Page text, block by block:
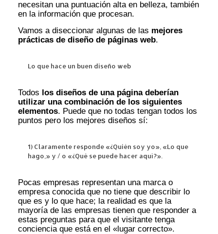
necesitan una puntuación alta en belleza, también
en la información que procesan.
Vamos a diseccionar algunas de las mejores
prácticas de diseño de páginas web.
Lo que hace un buen diseño web
Todos los diseños de una página deberían
utilizar una combinación de los siguientes
elementos. Puede que no todas tengan todos los
puntos pero los mejores diseños sí:
1) Claramente responde «¿Quién soy yo», «Lo que
hago,» y / o «¿Qué se puede hacer aquí?».
Pocas empresas representan una marca o
empresa conocida que no tiene que describir lo
que es y lo que hace; la realidad es que la
mayoría de las empresas tienen que responder a
estas preguntas para que el visitante tenga
conciencia que está en el «lugar correcto».